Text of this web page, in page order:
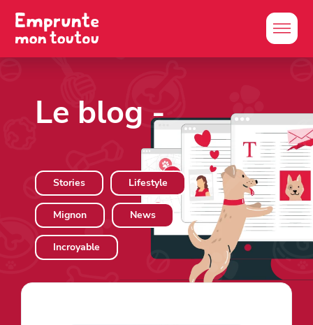
Le blog-
Stories Lifestyle
Mignon News
Incroyable